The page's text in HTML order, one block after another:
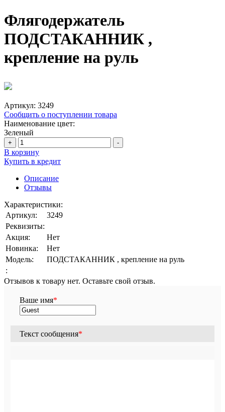
Флягодержатель
ПОДСТАКАННИК ,
крепление на руль
Артикул: 3249
Сообщить о поступлении товара
Наименование цвет:
Зеленый
+ -
В корзину
Купить в кредит
Описание
Отзывы
Характеристики:
Артикул:
3249
Реквизиты:
Акция:
Нет
Новинка:
Нет
Модель:
ПОДСТАКАННИК , крепление на руль
:
Отзывов к товару нет. Оставьте свой отзыв.
Ваше имя*
Текст сообщения*